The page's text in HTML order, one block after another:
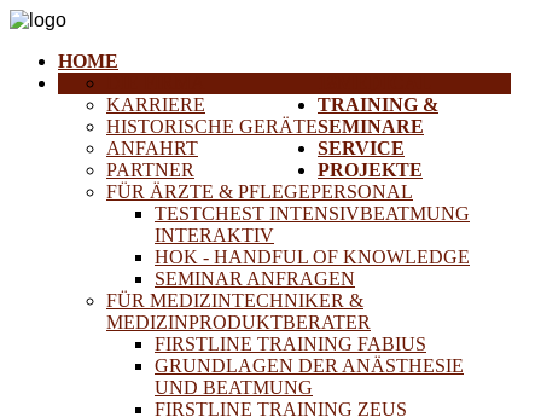
HOME
KARRIERE
HISTORISCHE GERÄTE
ANFAHRT
PARTNER
TRAINING &
SEMINARE
FÜR ÄRZTE & PFLEGEPERSONAL
TESTCHEST INTENSIVBEATMUNG
INTERAKTIV
HOK - HANDFUL OF KNOWLEDGE
SEMINAR ANFRAGEN
FÜR MEDIZINTECHNIKER &
MEDIZINPRODUKTBERATER
FIRSTLINE TRAINING FABIUS
GRUNDLAGEN DER ANÄSTHESIE
UND BEATMUNG
FIRSTLINE TRAINING ZEUS
SERVICE
PROJEKTE